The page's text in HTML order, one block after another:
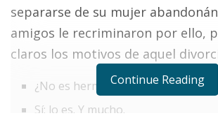
separarse de su mujer
amigos le recriminaron por ello,
claros los motivos de aquel
¿No es hermosa? – preguntaban –.
Sí; lo es. Y mucho.
Continue Reading